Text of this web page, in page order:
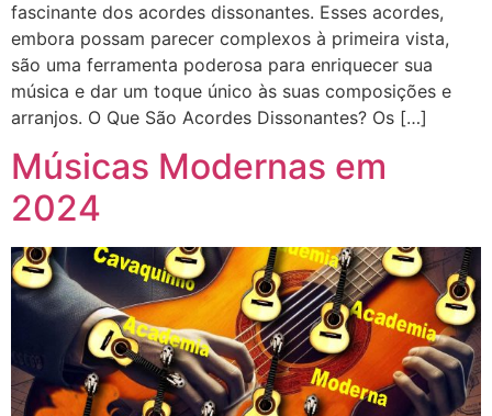
fascinante dos acordes dissonantes. Esses acordes,
embora possam parecer complexos à primeira vista,
são uma ferramenta poderosa para enriquecer sua
música e dar um toque único às suas composições e
arranjos. O Que São Acordes Dissonantes? Os […]
Músicas Modernas em
2024